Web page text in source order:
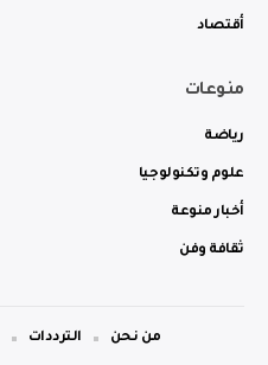
أقتصاد
منوعات
رياضة
علوم وتكنولوجيا
أخبار منوعة
ثقافة وفن
من نحن الترددات